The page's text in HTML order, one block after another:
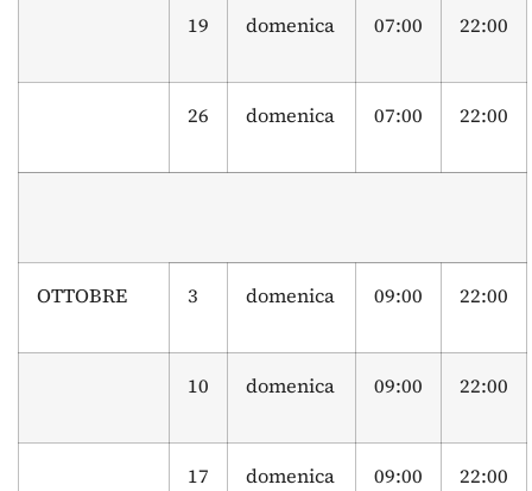
19 domenica 07:00 22:00
26 domenica 07:00 22:00
OTTOBRE 3 domenica 09:00 22:00
10 domenica 09:00 22:00
17 domenica 09:00 22:00